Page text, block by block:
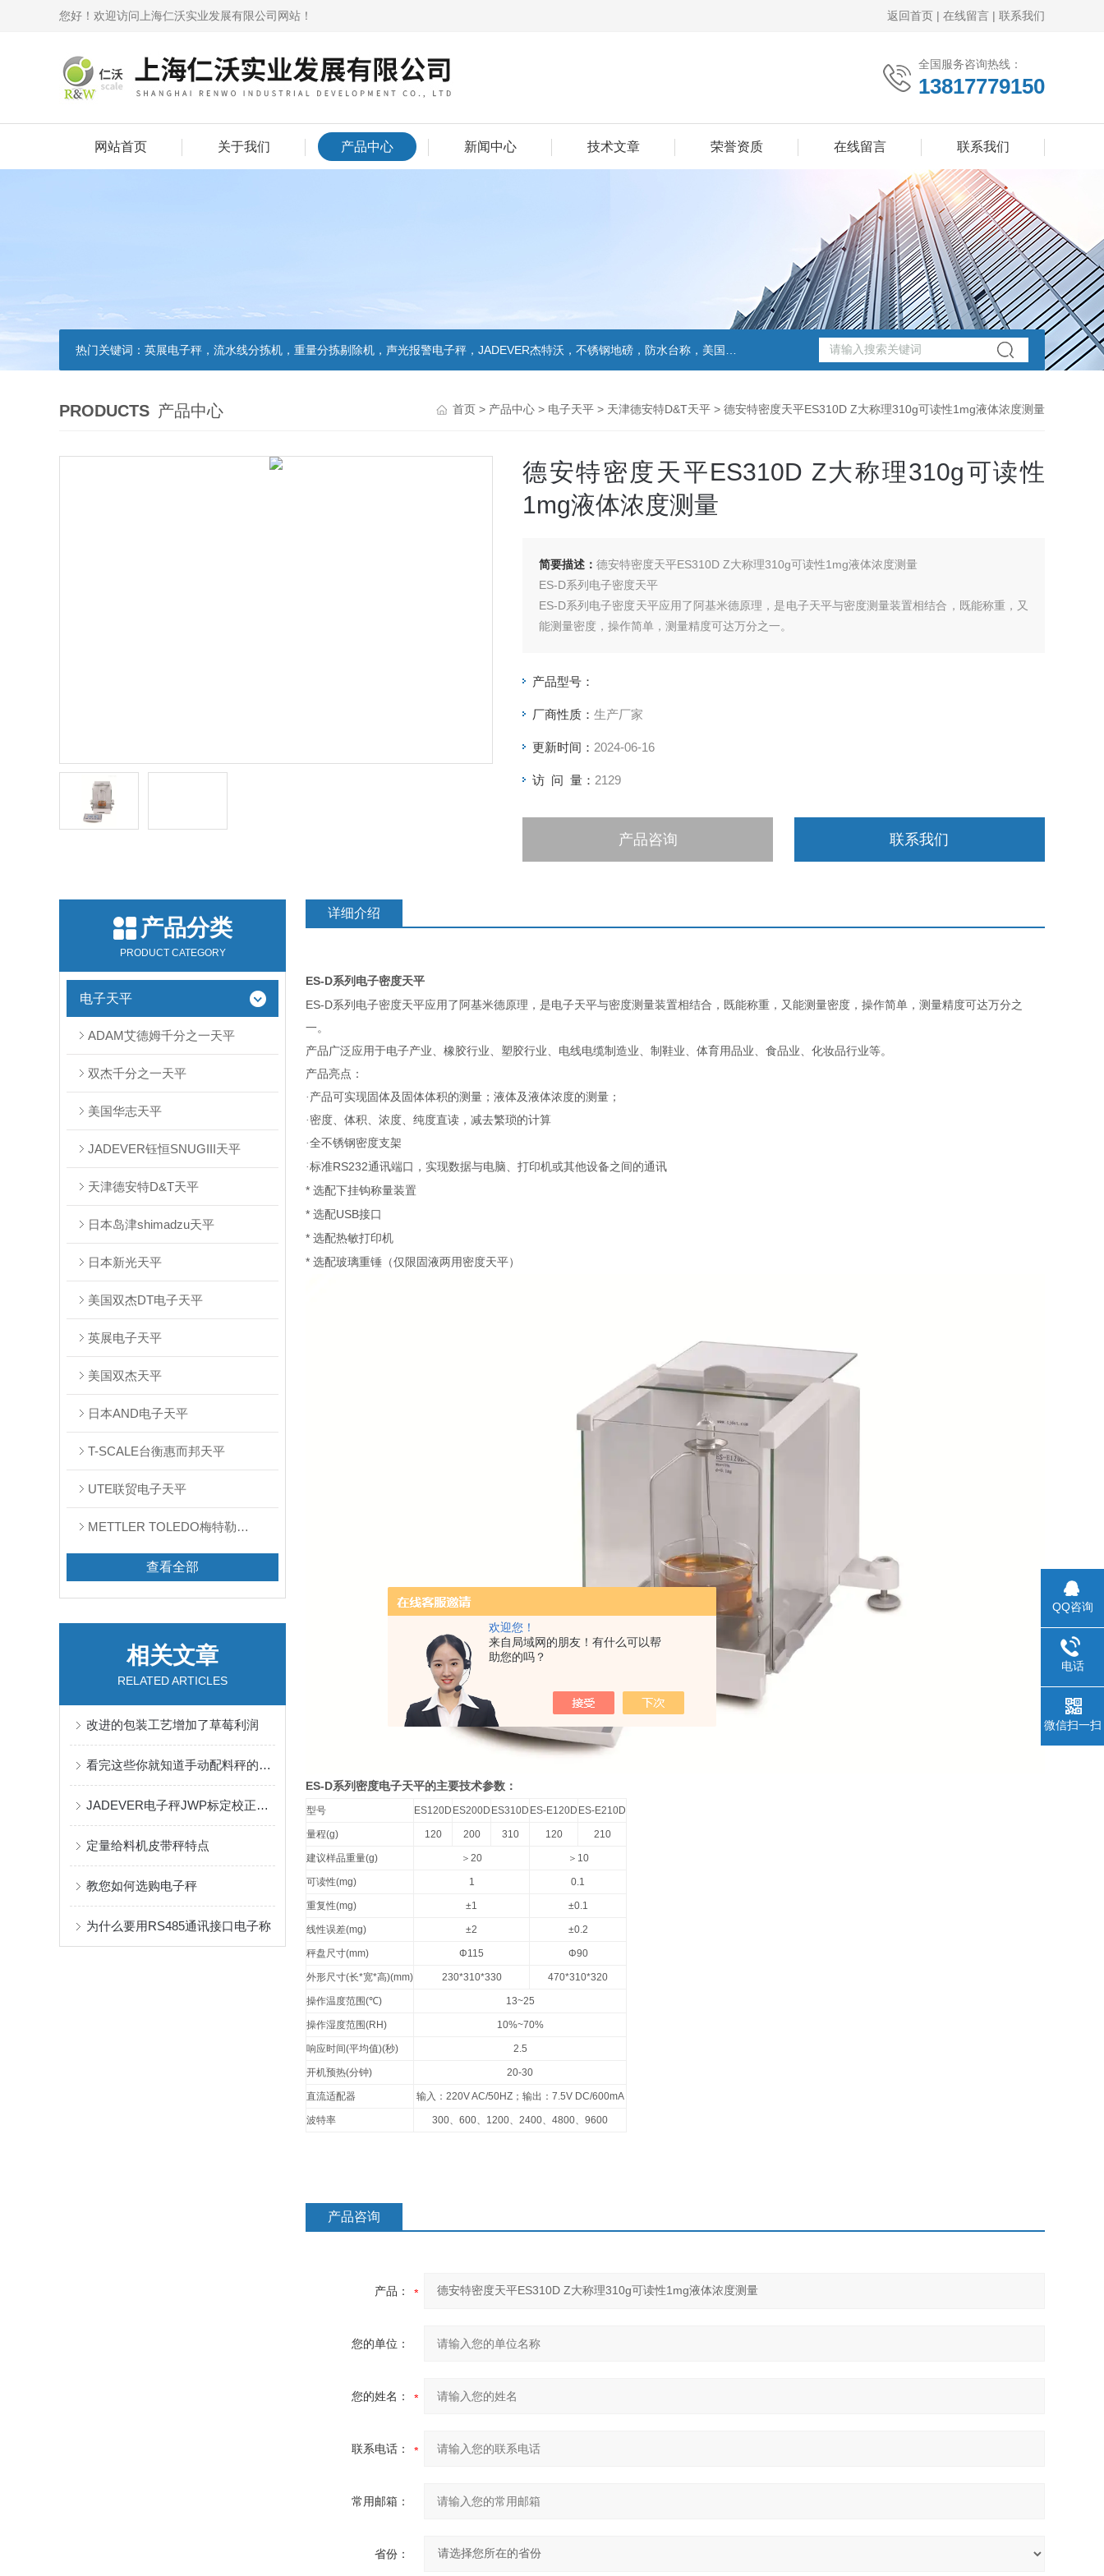
欢迎您！
来自局域网的朋友！有什么可以帮
助您的吗？
您好！欢迎访问上海仁沃实业发展有限公司网站！ 返回首页 | 在线留言 | 联系我们
全国服务咨询热线：
13817779150
网站首页 关于我们 产品中心 新闻中心 技术文章 荣誉资质 在线留言 联系我们
热门关键词： 英展电子秤，流水线分拣机，重量分拣剔除机，声光报警电子秤，JADEVER杰特沃，不锈钢地磅，防水台称，美国双杰天平，报警电子称
PRODUCTS 产品中心 首页 > 产品中心 > 电子天平 > 天津德安特D&T天平 > 德安特密度天平ES310D Z大称理310g可读性1mg液体浓度测量
德安特密度天平ES310D Z大称理310g可读性
1mg液体浓度测量
简要描述： 德安特密度天平ES310D Z大称理310g可读性1mg液体浓度测量
ES-D系列电子密度天平
ES-D系列电子密度天平应用了阿基米德原理，是电子天平与密度测量装置相结合，既能称重，又
能测量密度，操作简单，测量精度可达万分之一。
产品型号：
厂商性质： 生产厂家
更新时间： 2024-06-16
访 问 量： 2129
产品咨询 联系我们
产品分类
PRODUCT CATEGORY
电子天平
ADAM艾德姆千分之一天平
双杰千分之一天平
美国华志天平
JADEVER钰恒SNUGIII天平
天津德安特D&T天平
日本岛津shimadzu天平
日本新光天平
美国双杰DT电子天平
英展电子天平
美国双杰天平
日本AND电子天平
T-SCALE台衡惠而邦天平
UTE联贸电子天平
METTLER TOLEDO梅特勒天平
查看全部
相关文章
RELATED ARTICLES
改进的包装工艺增加了草莓利润
看完这些你就知道手动配料秤的结构组成了
JADEVER电子秤JWP标定校正方法
定量给料机皮带秤特点
教您如何选购电子秤
为什么要用RS485通讯接口电子称
详细介绍
ES-D系列电子密度天平
ES-D系列电子密度天平应用了阿基米德原理，是电子天平与密度测量装置相结合，既能称重，又能测量密度，操作简单，测量精度可达万分之
一。
产品广泛应用于电子产业、橡胶行业、塑胶行业、电线电缆制造业、制鞋业、体育用品业、食品业、化妆品行业等。
产品亮点：
·产品可实现固体及固体体积的测量；液体及液体浓度的测量；
·密度、体积、浓度、纯度直读，减去繁琐的计算
·全不锈钢密度支架
·标准RS232通讯端口，实现数据与电脑、打印机或其他设备之间的通讯
* 选配下挂钩称量装置
* 选配USB接口
* 选配热敏打印机
* 选配玻璃重锤（仅限固液两用密度天平）
ES-D系列密度电子天平的主要技术参数：
型号 ES120D ES200D ES310D ES-E120D ES-E210D
量程(g) 120 200 310 120 210
建议样品重量(g) ＞ 20 ＞ 10
可读性(mg) 1 0.1
重复性(mg) ±1 ±0.1
线性误差(mg) ±2 ±0.2
秤盘尺寸(mm) Φ115 Φ90
外形尺寸(长*宽*高)(mm) 230*310*330 470*310*320
操作温度范围(℃) 13~25
操作湿度范围(RH) 10%~70%
响应时间(平均值)(秒) 2.5
开机预热(分钟) 20-30
直流适配器 输入： 220V AC/50HZ；输出： 7.5V DC/600mA
波特率 300、 600、 1200、 2400、 4800、 9600
产品咨询
产品：
您的单位：
您的姓名：
联系电话：
常用邮箱：
省份：
QQ咨询
电话
微信扫一扫